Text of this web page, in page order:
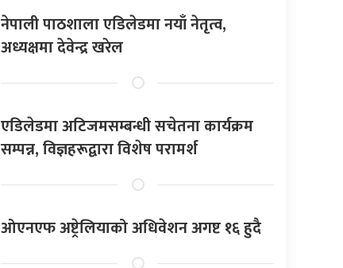
नेपाली पाठशाला एडिलेडमा नयाँ नेतृत्व,
अध्यक्षमा देवेन्द्र खरेल
एडिलेडमा अटिजमसम्बन्धी सचेतना कार्यक्रम
सम्पन्न, विज्ञहरूद्वारा विशेष परामर्श
ओएनएफ अष्ट्रेलियाको अधिवेशन अगष्ट १६ हुदै